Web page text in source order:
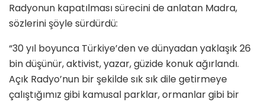
Radyonun kapatılması sürecini de anlatan Madra,
sözlerini şöyle sürdürdü:
“30 yıl boyunca Türkiye’den ve dünyadan yaklaşık 26
bin düşünür, aktivist, yazar, güzide konuk ağırlandı.
Açık Radyo’nun bir şekilde sık sık dile getirmeye
çalıştığımız gibi kamusal parklar, ormanlar gibi bir